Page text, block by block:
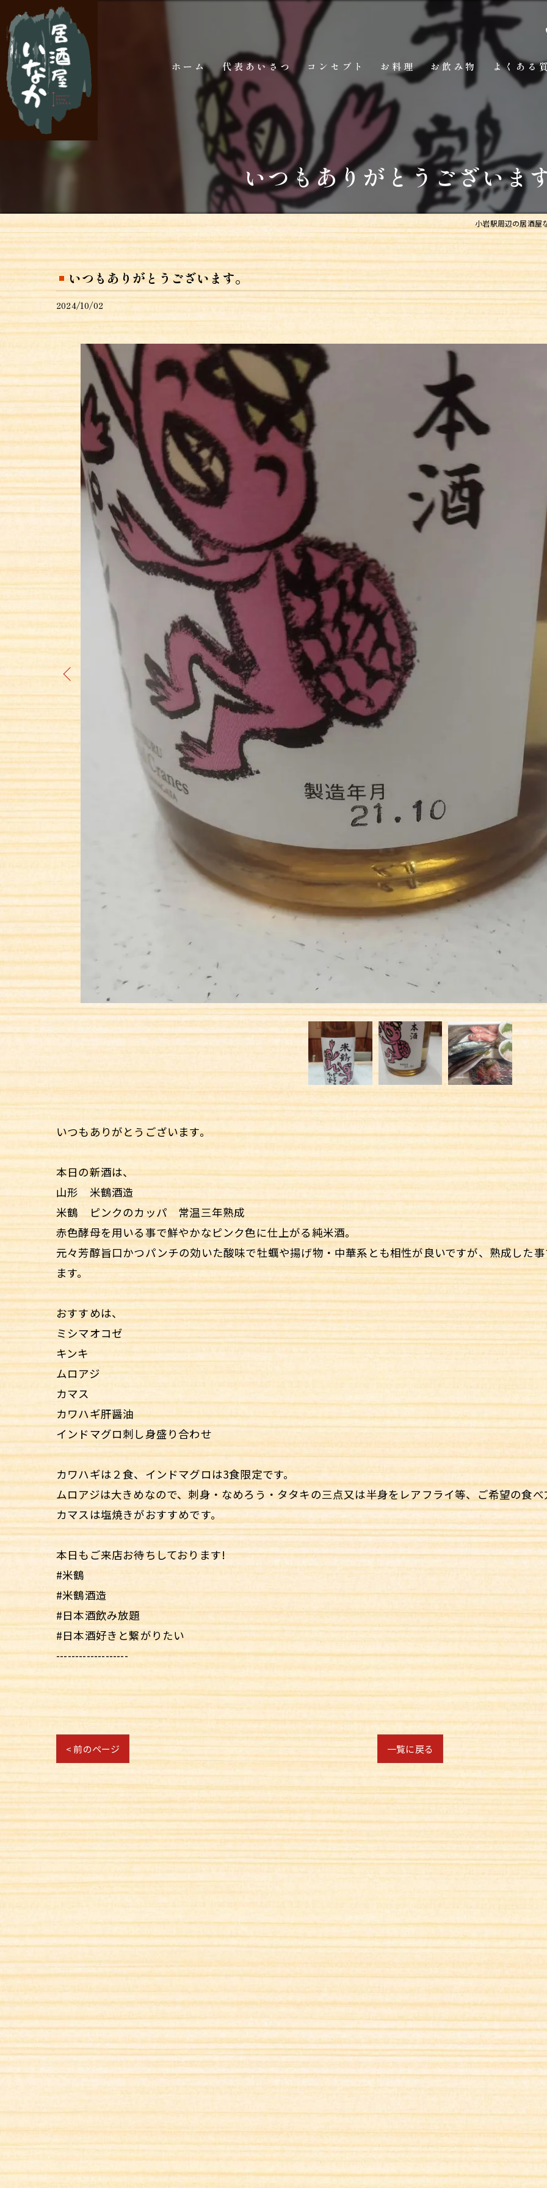
ホーム 代表あいさつ コンセプト お料理 お飲み物 よくある
いつもありがとうございま
小岩駅周辺の居酒屋
いつもありがとうございます。
2024/10/02
いつもありがとうございます。
本日の新酒は、
山形 米鶴酒造
米鶴 ピンクのカッパ 常温三年熟成
赤色酵母を用いる事で鮮やかなピンク色に仕上がる純米酒。
元々芳醇旨口かつパンチの効いた酸味で牡蠣や揚げ物・中華系とも相性が良いですが、熟成した
ます。
おすすめは、
ミシマオコゼ
キンキ
ムロアジ
カマス
カワハギ肝醤油
インドマグロ刺し身盛り合わせ
カワハギは２食、インドマグロは3食限定です。
ムロアジは大きめなので、刺身・なめろう・タタキの三点又は半身をレアフライ等、ご希望の食
カマスは塩焼きがおすすめです。
本日もご来店お待ちしております!
#米鶴
#米鶴酒造
#日本酒飲み放題
#日本酒好きと繋がりたい
-------------------
< 前のページ 一覧に戻る